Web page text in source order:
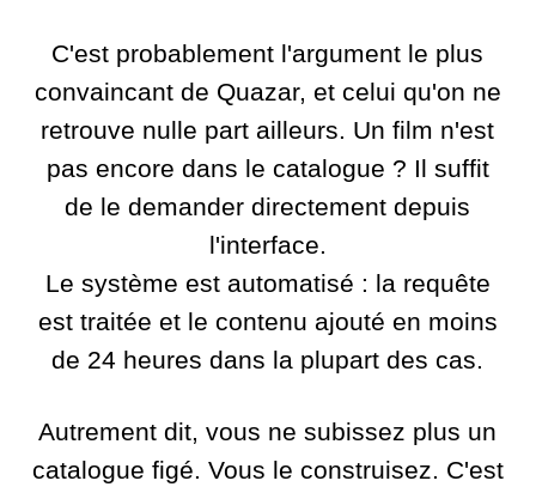
C'est probablement l'argument le plus
convaincant de Quazar, et celui qu'on ne
retrouve nulle part ailleurs. Un film n'est
pas encore dans le catalogue ? Il suffit
de le demander directement depuis
l'interface.
Le système est automatisé : la requête
est traitée et le contenu ajouté en moins
de 24 heures dans la plupart des cas.
Autrement dit, vous ne subissez plus un
catalogue figé. Vous le construisez. C'est